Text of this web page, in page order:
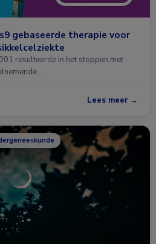
gebaseerde therapie voor
resulteerde in het stoppen met
…
Lees meer →